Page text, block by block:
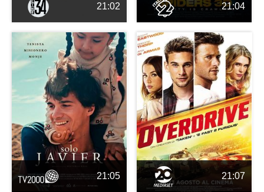
21:02 21:04
21:05 21:07